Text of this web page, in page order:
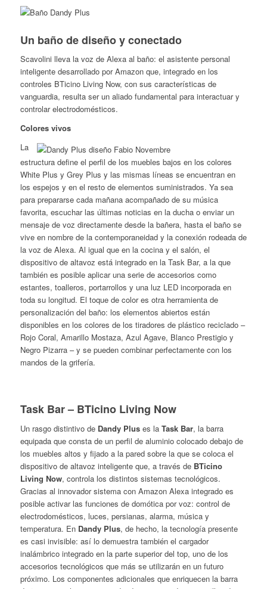
Un baño de diseño y conectado
Scavolini lleva la voz de Alexa al baño: el asistente personal
inteligente desarrollado por Amazon que, integrado en los
controles BTicino Living Now, con sus características de
vanguardia, resulta ser un aliado fundamental para interactuar y
controlar electrodomésticos.
Colores vivos
La
estructura define el perfil de los muebles bajos en los colores
White Plus y Grey Plus y las mismas líneas se encuentran en
los espejos y en el resto de elementos suministrados. Ya sea
para prepararse cada mañana acompañado de su música
favorita, escuchar las últimas noticias en la ducha o enviar un
mensaje de voz directamente desde la bañera, hasta el baño se
vive en nombre de la contemporaneidad y la conexión rodeada de
la voz de Alexa. Al igual que en la cocina y el salón, el
dispositivo de altavoz está integrado en la Task Bar, a la que
también es posible aplicar una serie de accesorios como
estantes, toalleros, portarrollos y una luz LED incorporada en
toda su longitud. El toque de color es otra herramienta de
personalización del baño: los elementos abiertos están
disponibles en los colores de los tiradores de plástico reciclado –
Rojo Coral, Amarillo Mostaza, Azul Agave, Blanco Prestigio y
Negro Pizarra – y se pueden combinar perfectamente con los
mandos de la grifería.
Task Bar – BTicino Living Now
Un rasgo distintivo de Dandy Pluses la Task Bar, la barra
equipada que consta de un perfil de aluminio colocado debajo de
los muebles altos y fijado a la pared sobre la que se coloca el
dispositivo de altavoz inteligente que, a través de BTicino
Living Now, controla los distintos sistemas tecnológicos.
Gracias al innovador sistema con Amazon Alexa integrado es
posible activar las funciones de domótica por voz: control de
electrodomésticos, luces, persianas, alarma, música y
temperatura. En Dandy Plus, de hecho, la tecnología presente
es casi invisible: así lo demuestra también el cargador
inalámbrico integrado en la parte superior del top, uno de los
accesorios tecnológicos que más se utilizarán en un futuro
próximo. Los componentes adicionales que enriquecen la barra